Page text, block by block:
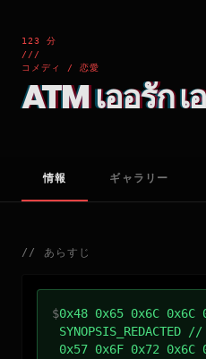
123 分
///
コメディ / 恋愛
ATM เออรัก เ
情報 ギャラリー
// あらすじ
$0x48 0x65 0x6C
SYNOPSIS_REDACTED //
0x57 0x6F 0x72